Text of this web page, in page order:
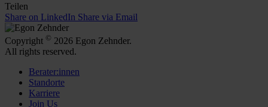
Teilen
Share on LinkedIn Share via Email
Copyright © 2026 Egon Zehnder.
All rights reserved.
Berater:innen
Standorte
Karriere
Join Us